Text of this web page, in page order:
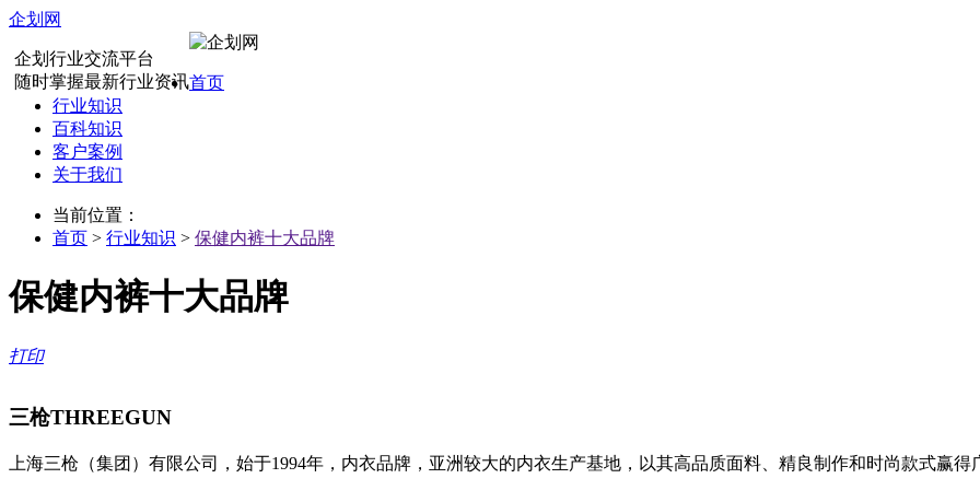
企划网
企划行业交流平台
随时掌握最新行业资讯首页
行业知识
百科知识
客户案例
关于我们
当前位置：
首页 > 行业知识 > 保健内裤十大品牌
保健内裤十大品牌
打印
三枪THREEGUN
上海三枪（集团）有限公司，始于1994年，内衣品牌，亚洲较大的内衣生产基地，以其高品质面料、精良制作和时尚款式赢得